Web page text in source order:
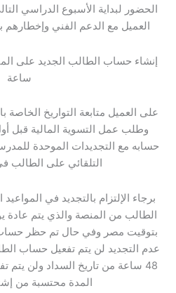
الحضور لبداية الأسبوع الدراسي
العميل مع الدعم الفني وإخطارهم
ساعة
على العميل متابعة التواريخ الخاصة
وطلب عمل التسوية المالية قبل
حسابه مع التجديدات الموحدة
التلقائي على الطالب
برجاء الإلتزام بالتجديد في
الطالب من المنصة والذي يتم عادة
بتوقيت مصر وفي حال تم حظر
عدم التجديد لن يتم تفعيل حساب
48 ساعة من تاريخ السداد ولن
المدة محتسبة من